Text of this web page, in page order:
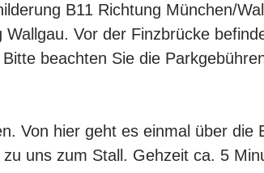
B11 Richtung München/
Wallgau. Vor der Finzbrücke
beachten Sie die
Von hier geht es einmal über die
uns zum Stall. Gehzeit ca. 5